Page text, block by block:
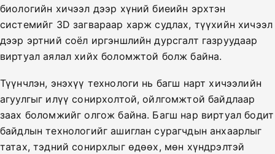
биологийн хичээл дээр хүний биеийн эрхтэн
системийг 3D загвараар харж судлах, түүхийн хичээл
дээр эртний соёл иргэншлийн дурсгалт газруудаар
виртуал аялал хийх боломжтой болж байна.
Түүнчлэн, энэхүү технологи нь багш нарт хичээлийн
агуулгыг илүү сонирхолтой, ойлгомжтой байдлаар
заах боломжийг олгож байна. Багш нар виртуал бодит
байдлын технологийг ашиглан сурагчдын анхаарлыг
татах, тэдний сонирхлыг өдөөх, мөн хүндрэлтэй